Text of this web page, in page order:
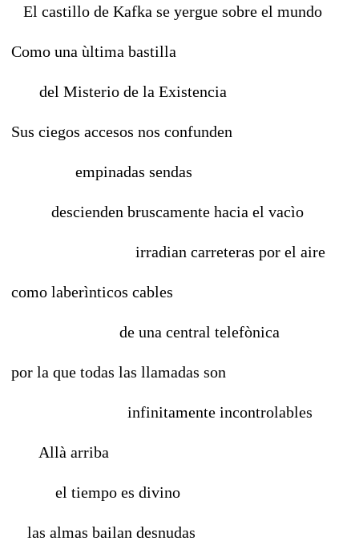
El castillo de Kafka se yergue sobre el mundo
Como una ùltima bastilla
del Misterio de la Existencia
Sus ciegos accesos nos confunden
empinadas sendas
descienden bruscamente hacia el vacìo
irradian carreteras por el aire
como laberìnticos cables
de una central telefònica
por la que todas las llamadas son
infinitamente incontrolables
Allà arriba
el tiempo es divino
las almas bailan desnudas